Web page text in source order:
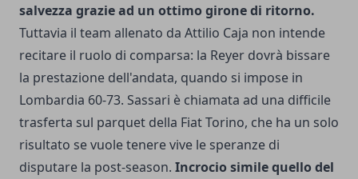
salvezza grazie ad un ottimo girone di ritorno.
Tuttavia il team allenato da Attilio Caja non intende
recitare il ruolo di comparsa: la Reyer dovrà bissare
la prestazione dell'andata, quando si impose in
Lombardia 60-73. Sassari è chiamata ad una difficile
trasferta sul parquet della Fiat Torino, che ha un solo
risultato se vuole tenere vive le speranze di
disputare la post-season. Incrocio simile quello del